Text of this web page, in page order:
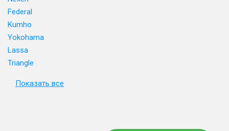
Federal
Kumho
Yokohama
Lassa
Triangle
Показать все